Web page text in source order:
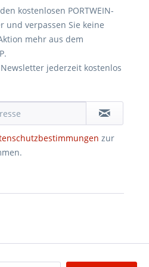
kostenlosen PORTWEIN-
und verpassen Sie keine
mehr aus dem
jederzeit kostenlos
zur